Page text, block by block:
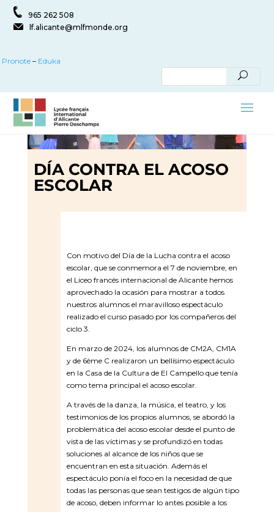
965 262 508
lf.alicante@mlfmonde.org
Pronote – Eduka
DÍA CONTRA EL ACOSO
ESCOLAR
Con motivo del Día de la Lucha contra el acoso
escolar, que se conmemora el 7 de noviembre, en
el Liceo francés internacional de Alicante hemos
aprovechado la ocasión para mostrar a todos
nuestros alumnos el maravilloso espectáculo
realizado el curso pasado por los compañeros del
ciclo 3.
En marzo de 2024, los alumnos de CM2A, CM1A
y de 6ème C realizaron un bellísimo espectáculo
en la Casa de la Cultura de El Campello que tenía
como tema principal el acoso escolar.
A través de la danza, la música, el teatro, y los
testimonios de los propios alumnos, se abordó la
problemática del acoso escolar desde el punto de
vista de las víctimas y se profundizó en todas
soluciones al alcance de los niños que se
encuentran en esta situación. Además el
espectáculo ponía el foco en la necesidad de que
todas las personas que sean testigos de algún tipo
de acoso, deben informar lo antes posible a los